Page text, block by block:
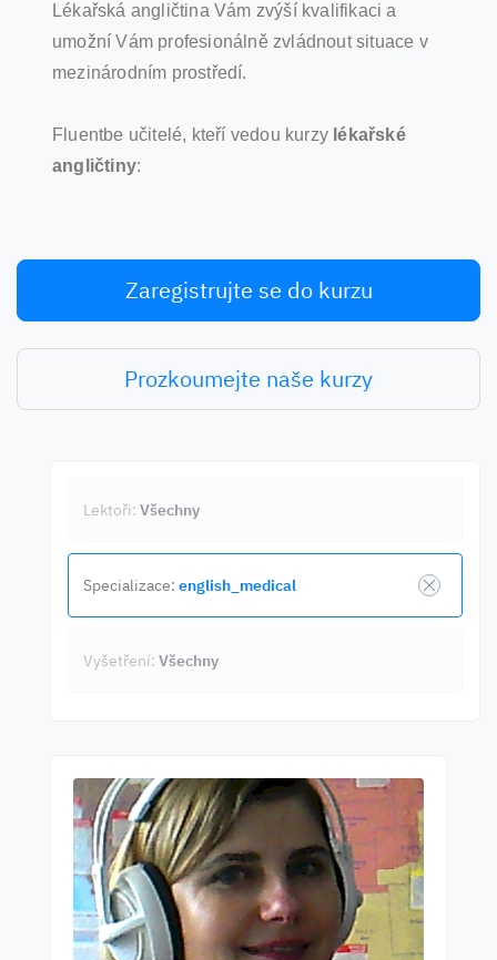
Lékařská angličtina Vám zvýší kvalifikaci a
umožní Vám profesionálně zvládnout situace v
mezinárodním prostředí.
Fluentbe učitelé, kteří vedou kurzy lékařské
angličtiny:
Zaregistrujte se do kurzu
Prozkoumejte naše kurzy
Lektoři: Všechny
Specializace: english_medical
Vyšetření: Všechny